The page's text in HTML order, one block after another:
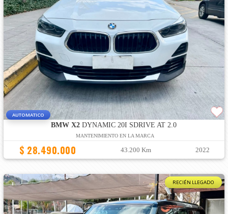
AUTOMATICO
BMW X2 DYNAMIC 20I SDRIVE AT 2.0
MANTENIMIENTO EN LA MARCA
$ 28.490.000 43.200 Km 2022
RECIÉN LLEGADO